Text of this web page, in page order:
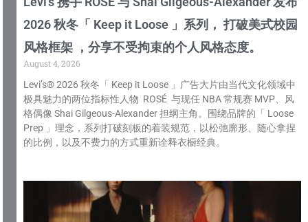
2026 秋冬「 Keep it Loose 」系列， 打破美式校园
风格框架 ，分享不受拘束的个人风格态度。
August 4, 2026
Levi’s® 2026 秋冬「 Keep it Loose 」广告大片由当代文化领域中
极具魅力的两位指标性人物 ROSÉ 与现任 NBA 常规赛 MVP、风
格偶像 Shai Gilgeous-Alexander 担纲主角。围绕品牌的「 Loose
Prep 」理念，系列打破刻板的着装规范，以松弛廓形、随心拿捏
的比例，以及不费力的方式重新诠释衣橱经典。